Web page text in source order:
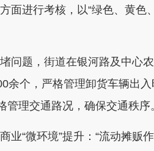
面进行考核，以“绿色、黄色
题，街道在银河路及中心农
余个，严格管理卸货车辆出
管理交通路况，确保交通秩序
“微环境”提升：“流动摊贩